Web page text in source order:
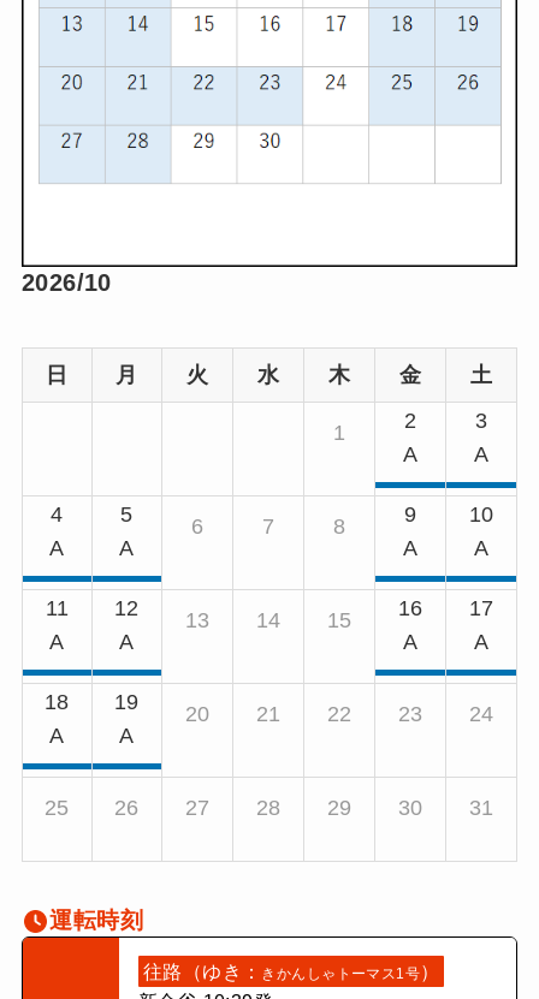
2026/10
日 月 火 水 木 金 土
1
2
A
3
A
4
A
5
A
6 7 8
9
A
10
A
11
A
12
A
13 14 15
16
A
17
A
18
A
19
A
20 21 22 23 24
25 26 27 28 29 30 31
運転時刻
往路（ゆき： きかんしゃトーマス1号）